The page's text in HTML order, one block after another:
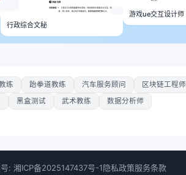
行政综合文秘
游戏ue交互设计师
练 跆拳道教练 汽车服务顾问
区块链工程师
黑盒测试 武术教练 数据分析师
: 湘ICP备2025147437号-1隐私政策服务条款